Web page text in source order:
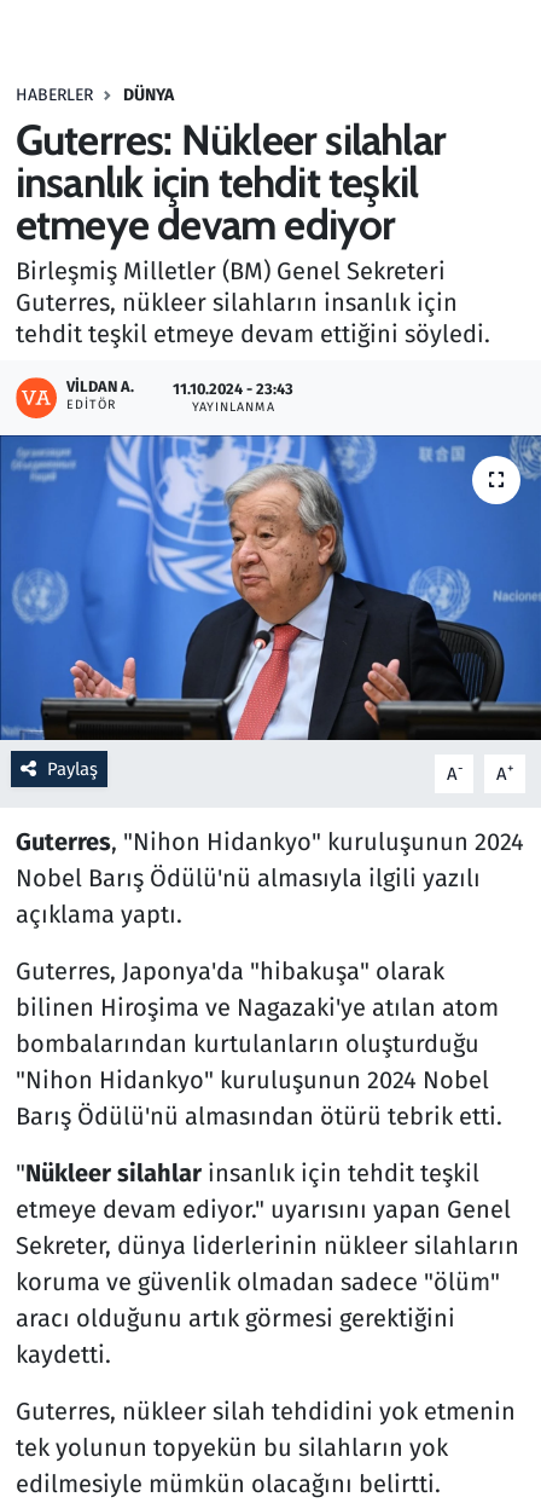
HABERLER DÜNYA
Guterres: Nükleer silahlar
insanlık için tehdit teşkil
etmeye devam ediyor
Birleşmiş Milletler (BM) Genel Sekreteri
Guterres, nükleer silahların insanlık için
tehdit teşkil etmeye devam ettiğini söyledi.
VILDAN A.
EDITÖR
11.10.2024 - 23:43
YAYINLANMA
Paylaş A- A+
Guterres, "Nihon Hidankyo" kuruluşunun 2024
Nobel Barış Ödülü'nü almasıyla ilgili yazılı
açıklama yaptı.
Guterres, Japonya'da "hibakuşa" olarak
bilinen Hiroşima ve Nagazaki'ye atılan atom
bombalarından kurtulanların oluşturduğu
"Nihon Hidankyo" kuruluşunun 2024 Nobel
Barış Ödülü'nü almasından ötürü tebrik etti.
"Nükleer silahlarinsanlık için tehdit teşkil
etmeye devam ediyor." uyarısını yapan Genel
Sekreter, dünya liderlerinin nükleer silahların
koruma ve güvenlik olmadan sadece "ölüm"
aracı olduğunu artık görmesi gerektiğini
kaydetti.
Guterres, nükleer silah tehdidini yok etmenin
tek yolunun topyekün bu silahların yok
edilmesiyle mümkün olacağını belirtti.
Haber
Kültür Sanat
Kurumsal Haberler
Lezzet Durağı
Memur ve Kamu
Otomobil
Oyun
Ramazan
Resmi İlanlar
Rüya Tabirleri
Sağlık
Savunma Sanayi
Seçim 2023
Spor
Teknoloji ve Bilim
Televizyon